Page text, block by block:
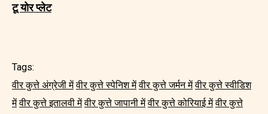
टू योर प्लेट
Tags:
वीर कुत्ते अंग्रेजी में वीर कुत्ते स्पेनिश में वीर कुत्ते जर्मन में वीर कुत्ते स्वीडिश
में वीर कुत्ते इतालवी में वीर कुत्ते जापानी में वीर कुत्ते कोरियाई में वीर कुत्ते